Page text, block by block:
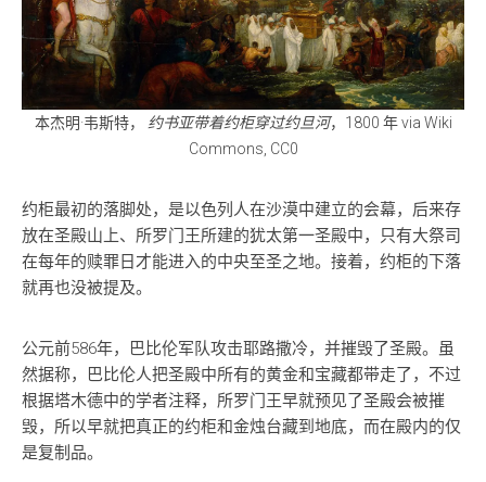
本杰明·韦斯特， 约书亚带着约柜穿过约旦河，1800 年 via Wiki
Commons, CC0
约柜最初的落脚处，是以色列人在沙漠中建立的会幕，后来存
放在圣殿山上、所罗门王所建的犹太第一圣殿中，只有大祭司
在每年的赎罪日才能进入的中央至圣之地。接着，约柜的下落
就再也没被提及。
公元前586年，巴比伦军队攻击耶路撒冷，并摧毁了圣殿。虽
然据称，巴比伦人把圣殿中所有的黄金和宝藏都带走了，不过
根据塔木德中的学者注释，所罗门王早就预见了圣殿会被摧
毁，所以早就把真正的约柜和金烛台藏到地底，而在殿内的仅
是复制品。